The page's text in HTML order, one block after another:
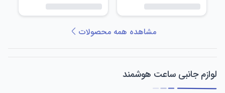
مشاهده همه محصولات
لوازم جانبی ساعت هوشمند